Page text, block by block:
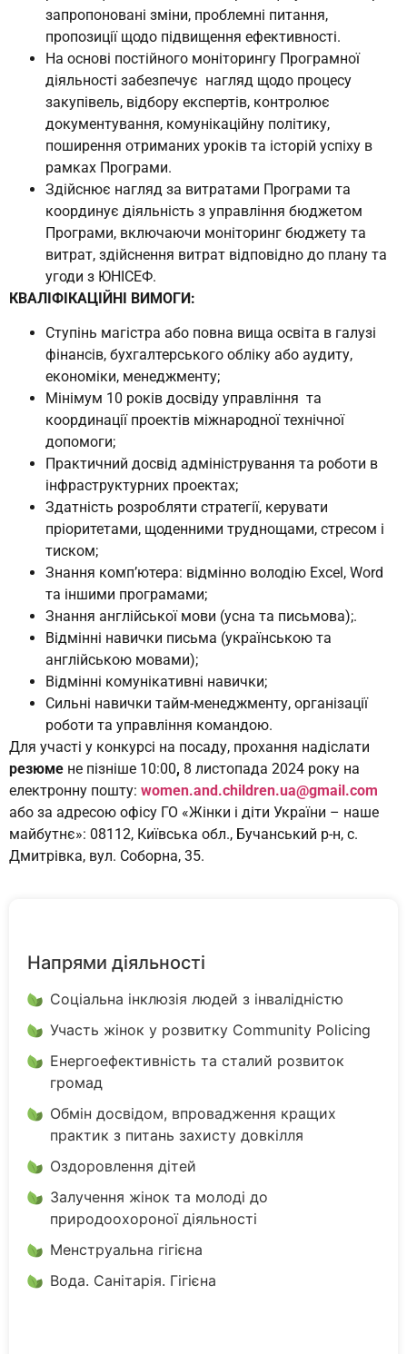
запропоновані зміни, проблемні питання,
пропозиції щодо підвищення ефективності.
На основі постійного моніторингу Програмної
діяльності забезпечує нагляд щодо процесу
закупівель, відбору експертів, контролює
документування, комунікаційну політику,
поширення отриманих уроків та історій успіху в
рамках Програми.
Здійснює нагляд за витратами Програми та
координує діяльність з управління бюджетом
Програми, включаючи моніторинг бюджету та
витрат, здійснення витрат відповідно до плану та
угоди з ЮНІСЕФ.
КВАЛІФІКАЦІЙНІ ВИМОГИ:
Ступінь магістра або повна вища освіта в галузі
фінансів, бухгалтерського обліку або аудиту,
економіки, менеджменту;
Мінімум 10 років досвіду управління та
координації проектів міжнародної технічної
допомоги;
Практичний досвід адміністрування та роботи в
інфраструктурних проектах;
Здатність розробляти стратегії, керувати
пріоритетами, щоденними труднощами, стресом і
тиском;
Знання комп’ютера: відмінно володію Excel, Word
та іншими програмами;
Знання англійської мови (усна та письмова);.
Відмінні навички письма (українською та
англійською мовами);
Відмінні комунікативні навички;
Сильні навички тайм-менеджменту, організації
роботи та управління командою.
Для участі у конкурсі на посаду, прохання надіслати
резюме не пізніше 10:00, 8 листопада 2024 року на
електронну пошту: women.and.children.ua@gmail.com
або за адресою офісу ГО «Жінки і діти України – наше
майбутнє»: 08112, Київська обл., Бучанський р-н, с.
Дмитрівка, вул. Соборна, 35.
Напрями діяльності
Соціальна інклюзія людей з інвалідністю
Участь жінок у розвитку Community Policing
Енергоефективність та сталий розвиток
громад
Обмін досвідом, впровадження кращих
практик з питань захисту довкілля
Оздоровлення дітей
Залучення жінок та молоді до
природоохороної діяльності
Менструальна гігієна
Вода. Санітарія. Гігієна